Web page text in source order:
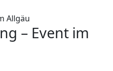
Allgäu
– Event im